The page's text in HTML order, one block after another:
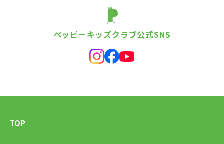
ペッピーキッズクラブ公式SNS
TOP